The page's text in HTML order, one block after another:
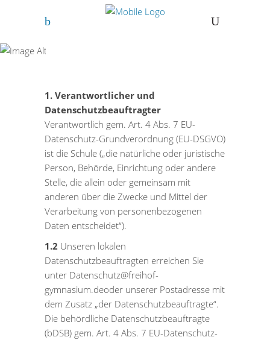
Datenschutzerklärung
1. Verantwortlicher und
Datenschutzbeauftragter
Verantwortlich gem. Art. 4 Abs. 7 EU-
Datenschutz-Grundverordnung (EU-DSGVO)
ist die Schule („die natürliche oder juristische
Person, Behörde, Einrichtung oder andere
Stelle, die allein oder gemeinsam mit
anderen über die Zwecke und Mittel der
Verarbeitung von personenbezogenen
Daten entscheidet“).
1.2 Unseren lokalen
Datenschutzbeauftragten erreichen Sie
unter Datenschutz@freihof-
gymnasium.deoder unserer Postadresse mit
dem Zusatz „der Datenschutzbeauftragte“.
Die behördliche Datenschutzbeauftragte
(bDSB) gem. Art. 4 Abs. 7 EU-Datenschutz-